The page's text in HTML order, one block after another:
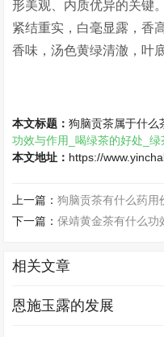
形美观、内质优异的关键
紧结重实，白毫显露，香
香味，汤色黄绿清澈，叶
本文标题：狗脑贡茶属于什
功效与作用_喝绿茶的好处_
本文地址： https://
上一篇：狗脑贡茶有什么药用
下一篇：保靖黄金茶有什么功
相关文章
恩施玉露的发展